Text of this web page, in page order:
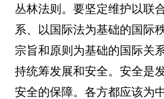
丛林法则。要坚定维护以联
系、以国际法为基础的国际
宗旨和原则为基础的国际关
持统筹发展和安全。安全是
安全的保障。各方都应该为